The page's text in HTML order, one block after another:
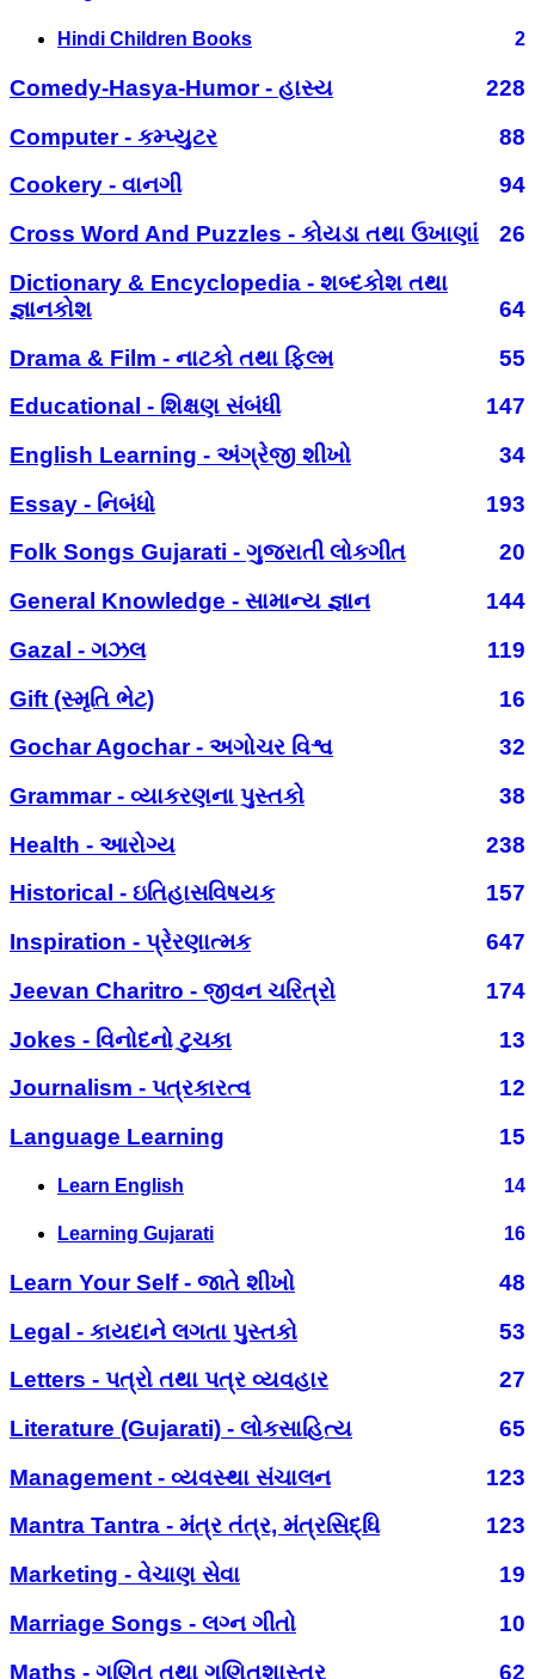
Hindi Children Books 2
Comedy-Hasya-Humor - હાસ્ય
228
Computer - કમ્પ્યુટર
88
Cookery - વાનગી
94
Cross Word And Puzzles - કોયડા તથા ઉખાણાં
26
Dictionary & Encyclopedia - શબ્દકોશ તથા
જ્ઞાનકોશ
64
Drama & Film - નાટકો તથા ફિલ્મ
55
Educational - શિક્ષણ સંબંધી
147
English Learning - અંગ્રેજી શીખો
34
Essay - નિબંધો
193
Folk Songs Gujarati - ગુજરાતી લોકગીત
20
General Knowledge - સામાન્ય જ્ઞાન
144
Gazal - ગઝલ
119
Gift (સ્મૃતિ ભેટ)
16
Gochar Agochar - અગોચર વિશ્વ
32
Grammar - વ્યાકરણના પુસ્તકો
38
Health - આરોગ્ય
238
Historical - ઇતિહાસવિષયક
157
Inspiration - પ્રેરણાત્મક
647
Jeevan Charitro - જીવન ચરિત્રો
174
Jokes - વિનોદનો ટુચકા
13
Journalism - પત્રકારત્વ
12
Language Learning
15
Learn English 14
Learning Gujarati 16
Learn Your Self - જાતે શીખો
48
Legal - કાયદાને લગતા પુસ્તકો
53
Letters - પત્રો તથા પત્ર વ્યવહાર
27
Literature (Gujarati) - લોકસાહિત્ય
65
Management - વ્યવસ્થા સંચાલન
123
Mantra Tantra - મંત્ર તંત્ર, મંત્રસિદ્ધિ
123
Marketing - વેચાણ સેવા
19
Marriage Songs - લગ્ન ગીતો
10
Maths - ગણિત તથા ગણિતશાસ્ત્ર
62